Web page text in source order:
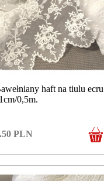
haft na tiulu ecru
0,5m.
PLN